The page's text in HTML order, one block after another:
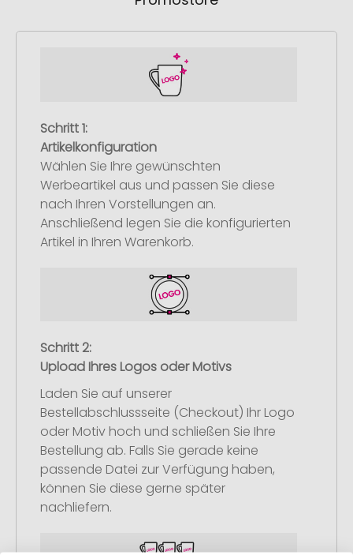
Schritt 1:
Artikelkonfiguration
Wählen Sie Ihre gewünschten
Werbeartikel aus und passen Sie diese
nach Ihren Vorstellungen an.
Anschließend legen Sie die konfigurierten
Artikel in Ihren Warenkorb.
Schritt 2:
Upload Ihres Logos oder Motivs
Laden Sie auf unserer
Bestellabschlussseite (Checkout) Ihr Logo
oder Motiv hoch und schließen Sie Ihre
Bestellung ab. Falls Sie gerade keine
passende Datei zur Verfügung haben,
können Sie diese gerne später
nachliefern.